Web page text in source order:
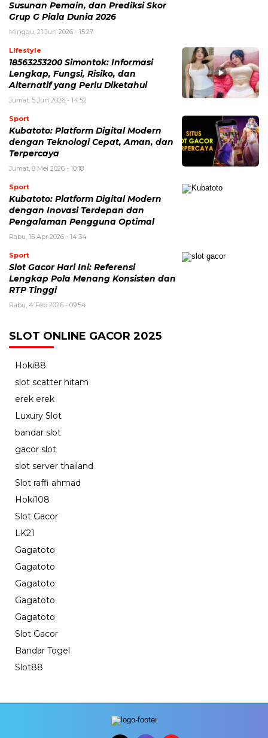
Susunan Pemain, dan Prediksi Skor
Grup G Piala Dunia 2026
Minggu, 21 Jun 2026 - 15:27
LIfestyle
18563253200 Simontok: Informasi
Lengkap, Fungsi, Risiko, dan
Alternatif yang Perlu Diketahui
Jumat, 5 Jun 2026 - 14:52
Sport
Kubatoto: Platform Digital Modern
dengan Teknologi Cepat, Aman, dan
Terpercaya
Jumat, 8 Mei 2026 - 10:18
Sport
Kubatoto: Platform Digital Modern
dengan Inovasi Terdepan dan
Pengalaman Pengguna Optimal
Rabu, 15 Apr 2026 - 14:34
Sport
Slot Gacor Hari Ini: Referensi
Lengkap Pola Menang Konsisten dan
RTP Tinggi
Rabu, 4 Feb 2026 - 09:54
SLOT ONLINE GACOR 2025
Hoki88
slot scatter hitam
erek erek
Luxury Slot
bandar slot
gacor slot
slot server thailand
Slot raffi ahmad
Hoki108
Slot Gacor
LK21
Gagatoto
Gagatoto
Gagatoto
Gagatoto
Gagatoto
Slot Gacor
Bandar Togel
Slot88